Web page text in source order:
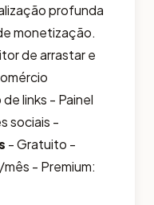
profunda
monetização.
de arrastar e
links - Painel
sociais -
- Gratuito -
- Premium: